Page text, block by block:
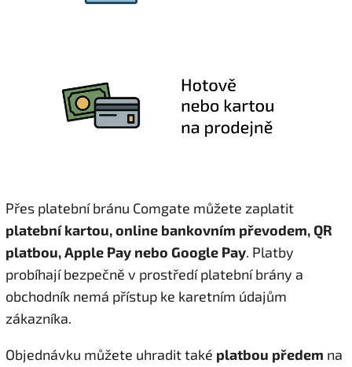
Přes platební bránu Comgate můžete zaplatit
platební kartou, online bankovním převodem, QR
platbou, Apple Pay nebo Google Pay. Platby
probíhají bezpečně v prostředí platební brány a
obchodník nemá přístup ke karetním údajům
zákazníka.
Objednávku můžete uhradit také platbou předem na